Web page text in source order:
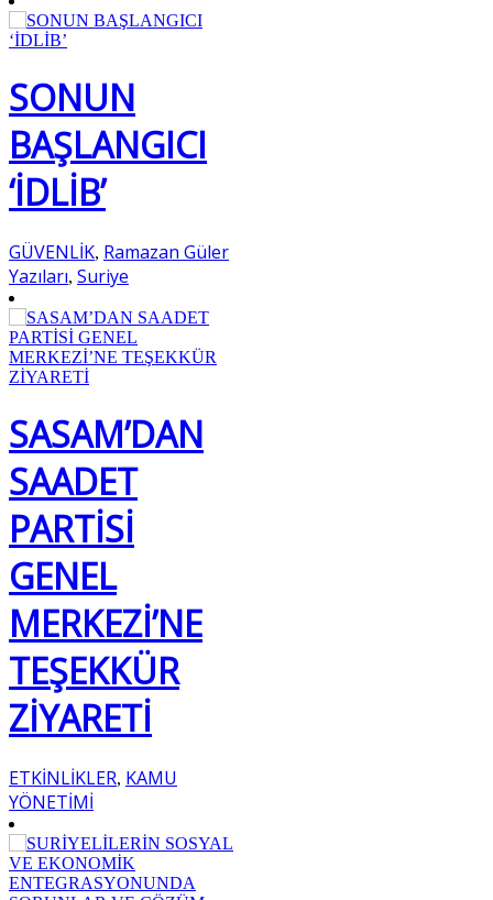
SONUN
BAŞLANGICI
‘İDLİB’
GÜVENLİK, Ramazan Güler
Yazıları, Suriye
SASAM’DAN
SAADET
PARTİSİ
GENEL
MERKEZİ’NE
TEŞEKKÜR
ZİYARETİ
ETKİNLİKLER, KAMU
YÖNETİMİ